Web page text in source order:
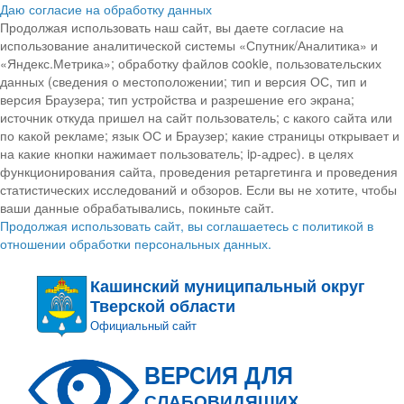
Даю согласие на обработку данных
Продолжая использовать наш сайт, вы даете согласие на
использование аналитической системы «Спутник/Аналитика» и
«Яндекс.Метрика»; обработку файлов cookie, пользовательских
данных (сведения о местоположении; тип и версия ОС, тип и
версия Браузера; тип устройства и разрешение его экрана;
источник откуда пришел на сайт пользователь; с какого сайта или
по какой рекламе; язык ОС и Браузер; какие страницы открывает и
на какие кнопки нажимает пользователь; ip-адрес). в целях
функционирования сайта, проведения ретаргетинга и проведения
статистических исследований и обзоров. Если вы не хотите, чтобы
ваши данные обрабатывались, покиньте сайт.
Продолжая использовать сайт, вы соглашаетесь с политикой в
отношении обработки персональных данных.